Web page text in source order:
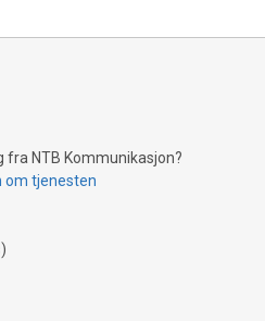
fra NTB Kommunikasjon?
om tjenesten